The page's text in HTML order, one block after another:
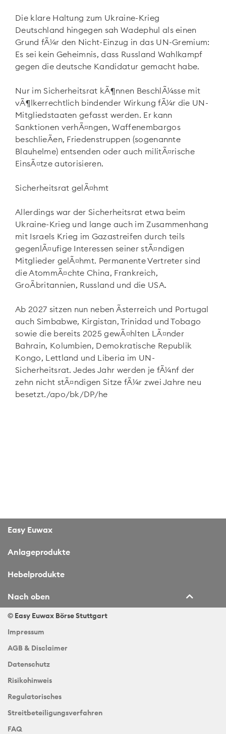
Die klare Haltung zum Ukraine-Krieg
Deutschland hingegen sah Wadephul als einen
Grund fÃ¼r den Nicht-Einzug in das UN-Gremium:
Es sei kein Geheimnis, dass Russland Wahlkampf
gegen die deutsche Kandidatur gemacht habe.
Nur im Sicherheitsrat kÃ¶nnen BeschlÃ¼sse mit
vÃ¶lkerrechtlich bindender Wirkung fÃ¼r die UN-
Mitgliedstaaten gefasst werden. Er kann
Sanktionen verhÃ¤ngen, Waffenembargos
beschlieÃen, Friedenstruppen (sogenannte
Blauhelme) entsenden oder auch militÃ¤rische
EinsÃ¤tze autorisieren.
Sicherheitsrat gelÃ¤hmt
Allerdings war der Sicherheitsrat etwa beim
Ukraine-Krieg und lange auch im Zusammenhang
mit Israels Krieg im Gazastreifen durch teils
gegenlÃ¤ufige Interessen seiner stÃ¤ndigen
Mitglieder gelÃ¤hmt. Permanente Vertreter sind
die AtommÃ¤chte China, Frankreich,
GroÃbritannien, Russland und die USA.
Ab 2027 sitzen nun neben Ãsterreich und Portugal
auch Simbabwe, Kirgistan, Trinidad und Tobago
sowie die bereits 2025 gewÃ¤hlten LÃ¤nder
Bahrain, Kolumbien, Demokratische Republik
Kongo, Lettland und Liberia im UN-
Sicherheitsrat. Jedes Jahr werden je fÃ¼nf der
zehn nicht stÃ¤ndigen Sitze fÃ¼r zwei Jahre neu
besetzt./apo/bk/DP/he
Easy Euwax
Anlageprodukte
Hebelprodukte
Nach oben
© Easy Euwax Börse Stuttgart
Impressum
AGB & Disclaimer
Datenschutz
Risikohinweis
Regulatorisches
Streitbeteiligungsverfahren
FAQ